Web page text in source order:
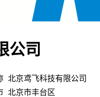
公司
北京鸢飞科技有限公司
北京市丰台区